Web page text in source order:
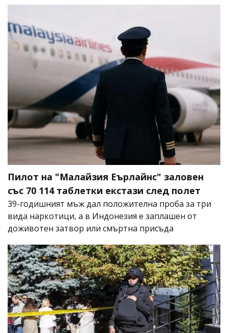
Пилот на "Малайзия Еърлайнс" заловен
със 70 114 таблетки екстази след полет
39-годишният мъж дал положителна проба за три
вида наркотици, а в Индонезия е заплашен от
доживотен затвор или смъртна присъда